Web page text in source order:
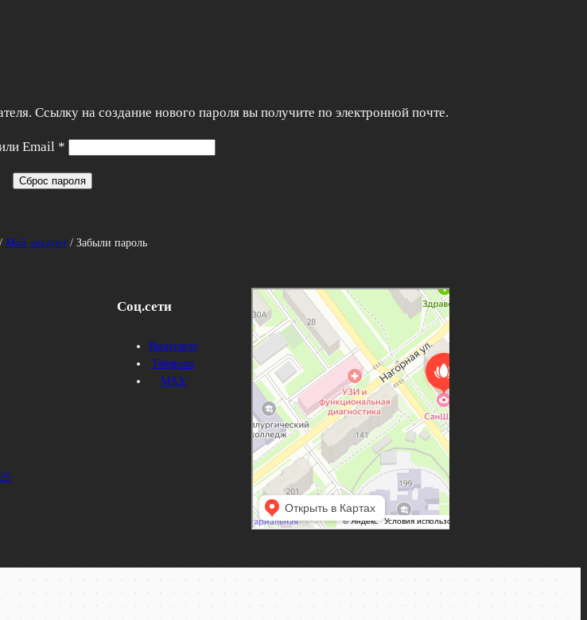
Ссылку на создание нового пароля вы получите по электронной почте.
Email *
Сброс пароля
Мой аккаунт/ Забыли пароль
Соц.сети
Вконтакте
Telegram
MAX
SunShine
Салон красоты в Самаре
Ногтевая студия в Самаре